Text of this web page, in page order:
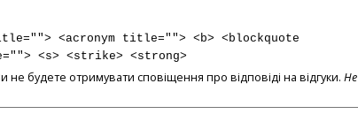
<acronym title=""> <b> <blockquote
<s> <strike> <strong>
не будете отримувати сповіщення про відповіді на відгуки.Не